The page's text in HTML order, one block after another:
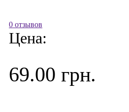
0 отзывов
Цена:
69.00 грн.